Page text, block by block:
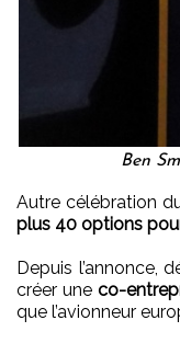
Ben
Autre célébration
plus 40 options
Depuis l’annonce,
créer uneco-
que l’avionneur